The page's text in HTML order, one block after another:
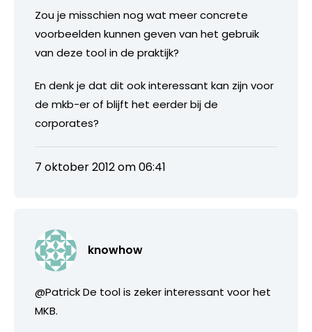
Zou je misschien nog wat meer concrete
voorbeelden kunnen geven van het gebruik
van deze tool in de praktijk?
En denk je dat dit ook interessant kan zijn voor
de mkb-er of blijft het eerder bij de
corporates?
7 oktober 2012 om 06:41
knowhow
@Patrick De tool is zeker interessant voor het
MKB.